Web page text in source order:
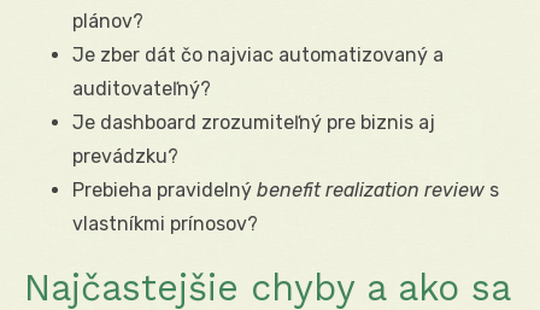
plánov?
Je zber dát čo najviac automatizovaný a
auditovateľný?
Je dashboard zrozumiteľný pre biznis aj
prevádzku?
Prebieha pravidelný benefit realization review s
vlastníkmi prínosov?
Najčastejšie chyby a ako sa